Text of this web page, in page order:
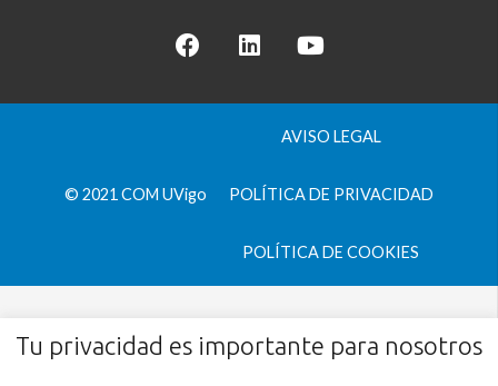
© 2021 COM UVigo
AVISO LEGAL
POLÍTICA DE PRIVACIDAD
POLÍTICA DE COOKIES
Tu privacidad es importante para nosotros